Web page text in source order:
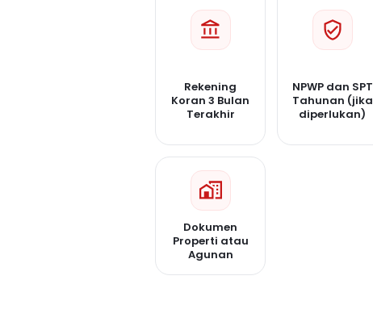
Rekening
Koran 3 Bulan
Terakhir
NPWP dan SPT
Tahunan (jika
diperlukan)
Dokumen
Properti atau
Agunan